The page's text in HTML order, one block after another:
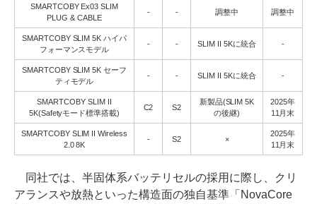
SMARTCOBY Ex03 SLIM
PLUG & CABLE
- - 調整中 調整中
SMARTCOBY SLIM 5K ハイパ
フォーマンスモデル
- - SLIM II 5Kに統合 -
SMARTCOBY SLIM 5K セーフ
ティモデル
- - SLIM II 5Kに統合 -
SMARTCOBY SLIM II
5K(Safetyモード標準搭載)
C2 S2
新製品(SLIM 5K
の後継)
2025年
11月末
SMARTCOBY SLIM II Wireless
2.0 8K
- S2 ×
2025年
11月末
同社では、半固体系バッテリセルの採用に際し、クリ
アランスや放熱といった構造面の独自基準「NovaCore